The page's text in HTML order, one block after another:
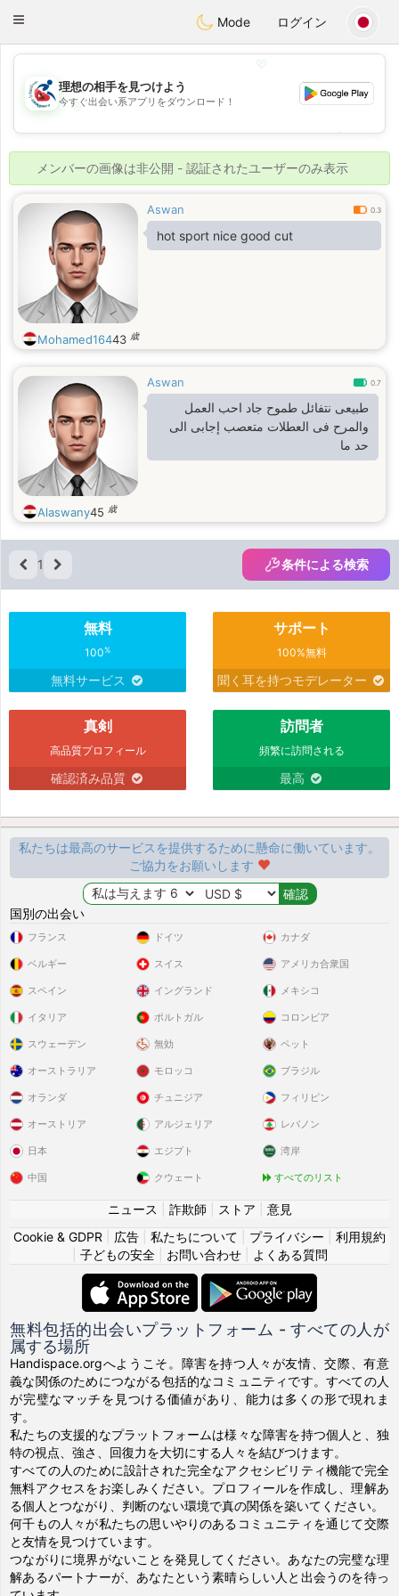
Handi Space
Toggle
Mode ログイン
💖
💕
💕
理想の相手を見つけよう
今すぐ出会い系アプリをダウンロード！
メンバーの画像は非公開 - 認証されたユーザーのみ表示
Aswan 0.3
hot sport nice good cut
Mohamed16443 歳
Aswan 0.7
طبيعى نتفائل طموح جاد احب العمل
والمرح فى العطلات متعصب إجابى الى
حد ما
Alaswany45 歳
1 条件による検索
無料
100%
無料サービス
サポート
100%無料
聞く耳を持つモデレーター
真剣
高品質プロフィール
確認済み品質
訪問者
頻繁に訪問される
最高
私たちは最高のサービスを提供するために懸命に働いています。
ご協力をお願いします
国別の出会い
フランス
ベルギー
スペイン
イタリア
スウェーデン
ドイツ
スイス
イングランド
ポルトガル
無効
カナダ
アメリカ合衆国
メキシコ
コロンビア
ペット
オーストラリア
オランダ
オーストリア
日本
中国
モロッコ
チュニジア
アルジェリア
エジプト
クウェート
ブラジル
フィリピン
レバノン
湾岸
すべてのリスト
ニュース 詐欺師 ストア
意見
Cookie & GDPR
広告 私たちについて プライバシー
利用規約
子どもの安全| お問い合わせ| よくある質問
無料包括的出会いプラットフォーム - すべての人が
属する場所
Handispace.orgへようこそ。障害を持つ人々が友情、交際、有意
義な関係のためにつながる包括的なコミュニティです。すべての人
が完璧なマッチを見つける価値があり、能力は多くの形で現れま
す。
私たちの支援的なプラットフォームは様々な障害を持つ個人と、独
特の視点、強さ、回復力を大切にする人々を結びつけます。
すべての人のために設計された完全なアクセシビリティ機能で完全
無料アクセスをお楽しみください。プロフィールを作成し、理解あ
る個人とつながり、判断のない環境で真の関係を築いてください。
何千もの人々が私たちの思いやりのあるコミュニティを通じて交際
と友情を見つけています。
つながりに境界がないことを発見してください。あなたの完璧な理
解あるパートナーが、あなたという素晴らしい人と出会うのを待っ